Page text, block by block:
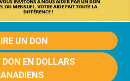
UN DON
DON EN DOLLARS